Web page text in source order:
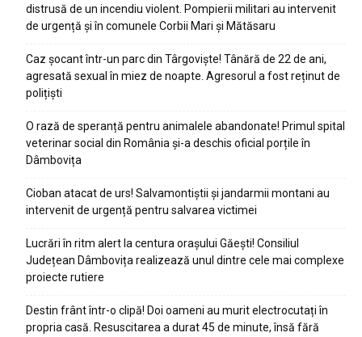
distrusă de un incendiu violent. Pompierii militari au intervenit
de urgență și în comunele Corbii Mari și Mătăsaru
Caz șocant într-un parc din Târgoviște! Tânără de 22 de ani,
agresată sexual în miez de noapte. Agresorul a fost reținut de
polițiști
O rază de speranță pentru animalele abandonate! Primul spital
veterinar social din România și-a deschis oficial porțile în
Dâmbovița
Cioban atacat de urs! Salvamontiștii și jandarmii montani au
intervenit de urgență pentru salvarea victimei
Lucrări în ritm alert la centura orașului Găești! Consiliul
Județean Dâmbovița realizează unul dintre cele mai complexe
proiecte rutiere
Destin frânt într-o clipă! Doi oameni au murit electrocutați în
propria casă. Resuscitarea a durat 45 de minute, însă fără